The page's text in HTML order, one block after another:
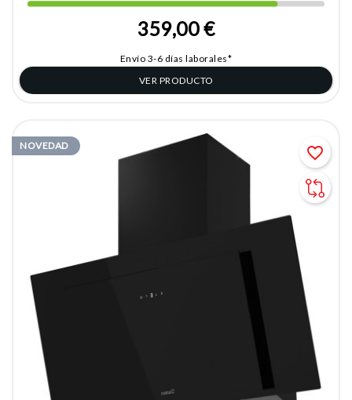
359,00 €
Envío 3-6 días laborales*
VER PRODUCTO
NOVEDAD favorite_border